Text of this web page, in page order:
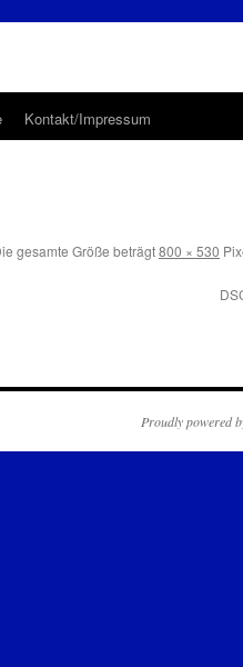
Kontakt/Impressum
gesamte Größe beträgt800 × 530
Proudly powered